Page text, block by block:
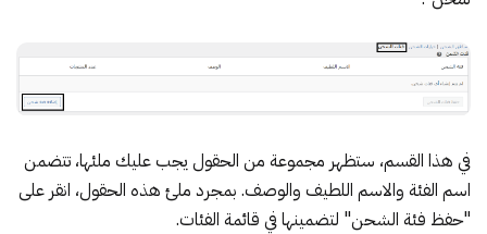
في هذا القسم، ستظهر مجموعة من الحقول يجب عليك ملئها، تتضمن
اسم الفئة والاسم اللطيف والوصف. بمجرد ملئ هذه الحقول، انقر على
"حفظ فئة الشحن" لتضمينها في قائمة الفئات.